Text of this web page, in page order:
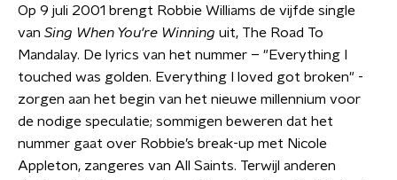
Op 9 juli 2001 brengt Robbie Williams de vijfde single
van Sing When You're Winning uit, The Road To
Mandalay. De lyrics van het nummer – "Everything I
touched was golden. Everything I loved got broken" -
zorgen aan het begin van het nieuwe millennium voor
de nodige speculatie; sommigen beweren dat het
nummer gaat over Robbie’s break-up met Nicole
Appleton, zangeres van All Saints. Terwijl anderen